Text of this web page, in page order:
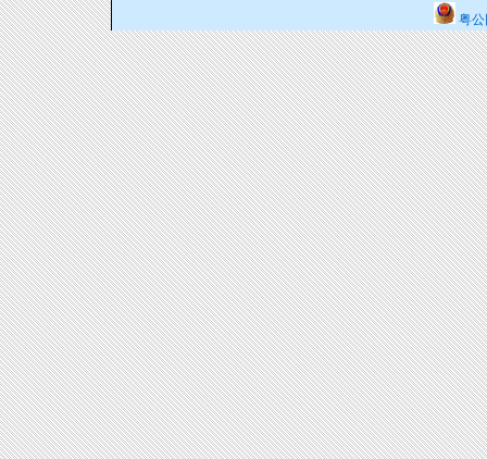
粤公